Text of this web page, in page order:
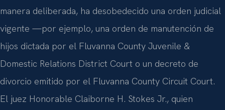
manera deliberada, ha desobedecido una orden judicial
vigente —por ejemplo, una orden de manutención de
hijos dictada por el Fluvanna County Juvenile &
Domestic Relations District Court o un decreto de
divorcio emitido por el Fluvanna County Circuit Court.
El juez Honorable Claiborne H. Stokes Jr., quien